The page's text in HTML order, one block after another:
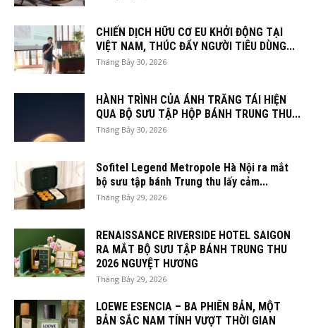
CHIẾN DỊCH HỮU CƠ EU KHỞI ĐỘNG TẠI
VIỆT NAM, THÚC ĐẨY NGƯỜI TIÊU DÙNG...
Tháng Bảy 30, 2026
HÀNH TRÌNH CỦA ÁNH TRĂNG TÁI HIỆN
QUA BỘ SƯU TẬP HỘP BÁNH TRUNG THU...
Tháng Bảy 30, 2026
Sofitel Legend Metropole Hà Nội ra mắt
bộ sưu tập bánh Trung thu lấy cảm...
Tháng Bảy 29, 2026
RENAISSANCE RIVERSIDE HOTEL SAIGON
RA MẮT BỘ SƯU TẬP BÁNH TRUNG THU
2026 NGUYỆT HƯƠNG
Tháng Bảy 29, 2026
LOEWE ESENCIA – BA PHIÊN BẢN, MỘT
BẢN SẮC NAM TÍNH VƯỢT THỜI GIAN